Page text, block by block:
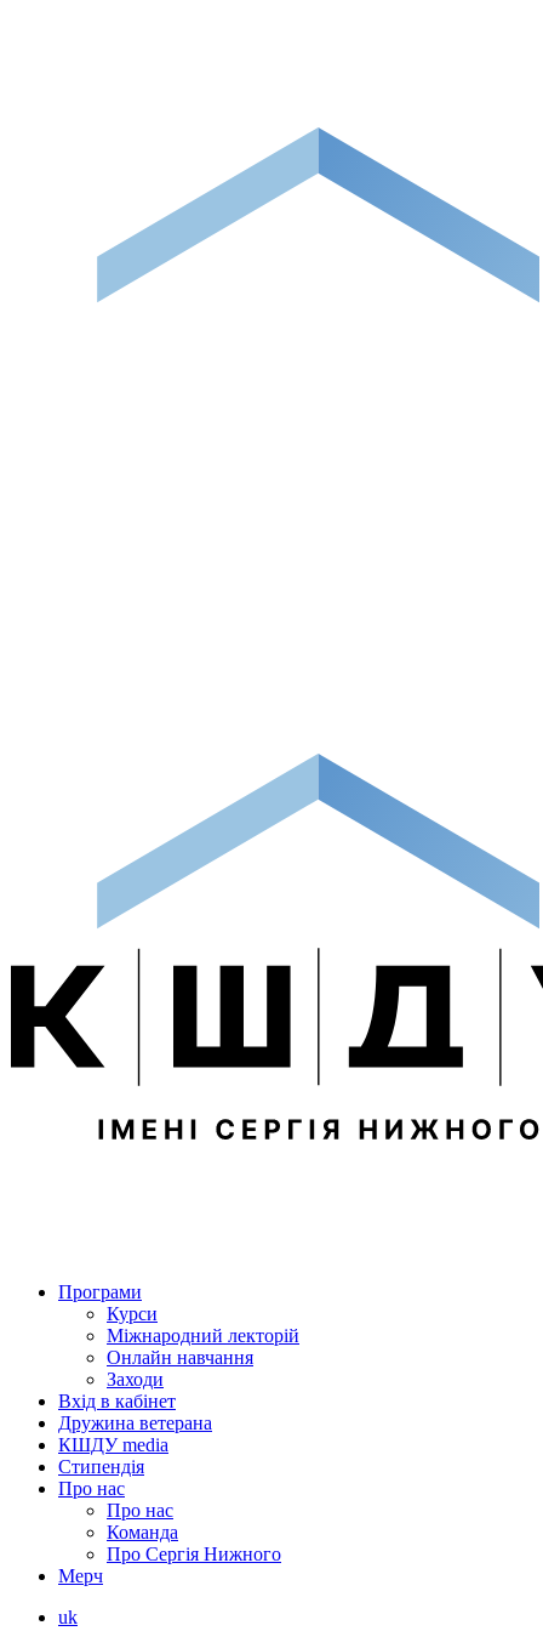
Програми
Курси
Міжнародний лекторій
Онлайн навчання
Заходи
Вхід в кабінет
Дружина ветерана
КШДУ media
Стипендія
Про нас
Про нас
Команда
Про Сергія Нижного
Мерч
uk